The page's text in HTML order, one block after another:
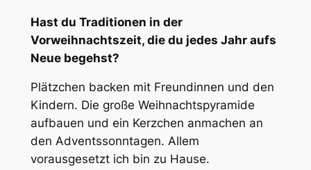
Hast du Traditionen in der
Vorweihnachtszeit, die du jedes Jahr aufs
Neue begehst?
Plätzchen backen mit Freundinnen und den
Kindern. Die große Weihnachtspyramide
aufbauen und ein Kerzchen anmachen an
den Adventssonntagen. Allem
vorausgesetzt ich bin zu Hause.